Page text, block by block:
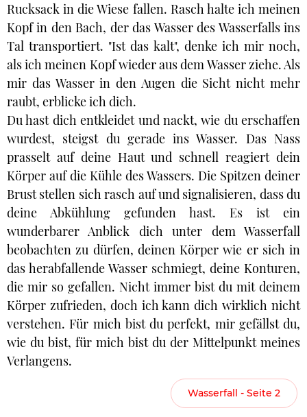
Rucksack in die Wiese fallen. Rasch halte ich meinen
Kopf in den Bach, der das Wasser des Wasserfalls ins
Tal transportiert. "Ist das kalt", denke ich mir noch,
als ich meinen Kopf wieder aus dem Wasser ziehe. Als
mir das Wasser in den Augen die Sicht nicht mehr
raubt, erblicke ich dich.
Du hast dich entkleidet und nackt, wie du erschaffen
wurdest, steigst du gerade ins Wasser. Das Nass
prasselt auf deine Haut und schnell reagiert dein
Körper auf die Kühle des Wassers. Die Spitzen deiner
Brust stellen sich rasch auf und signalisieren, dass du
deine Abkühlung gefunden hast. Es ist ein
wunderbarer Anblick dich unter dem Wasserfall
beobachten zu dürfen, deinen Körper wie er sich in
das herabfallende Wasser schmiegt, deine Konturen,
die mir so gefallen. Nicht immer bist du mit deinem
Körper zufrieden, doch ich kann dich wirklich nicht
verstehen. Für mich bist du perfekt, mir gefällst du,
wie du bist, für mich bist du der Mittelpunkt meines
Verlangens.
Wasserfall - Seite 2